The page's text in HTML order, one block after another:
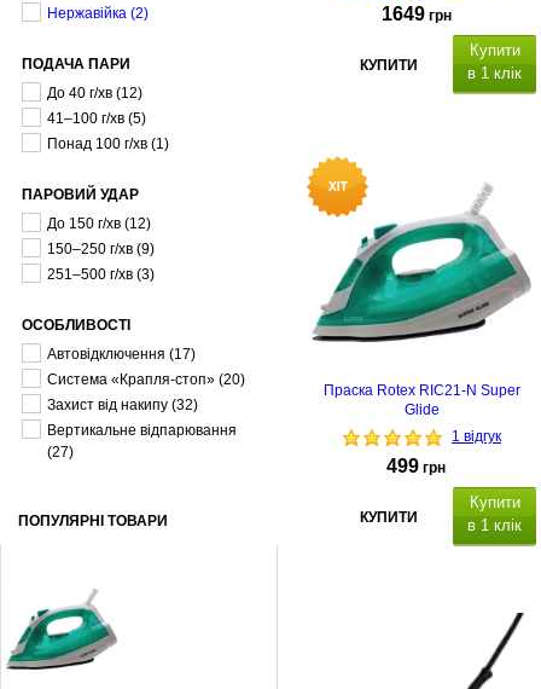
Нержавійка (2)
ПОДАЧА ПАРИ
До 40 г/хв (12)
41–100 г/хв (5)
Понад 100 г/хв (1)
ПАРОВИЙ УДАР
До 150 г/хв (12)
150–250 г/хв (9)
251–500 г/хв (3)
ОСОБЛИВОСТІ
Автовідключення (17)
Система «Крапля-стоп» (20)
Захист від накипу (32)
Вертикальне відпарювання
(27)
ПОПУЛЯРНІ ТОВАРИ
1649 грн
КУПИТИ
Купити
в 1 клік
Праска Rotex RIC21-N Super
Glide
1 відгук
499 грн
КУПИТИ
Купити
в 1 клік